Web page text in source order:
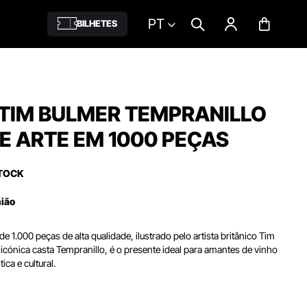
BILHETES PT
BULMER TEMPRANILLO
ARTE EM 1000 PEÇAS
1.000 peças de alta qualidade, ilustrado pelo artista britânico Tim
casta Tempranillo, é o presente ideal para amantes de vinho
e cultural.